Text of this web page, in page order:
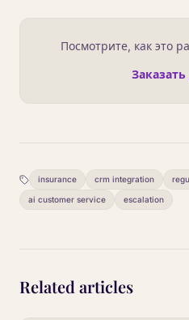
Посмотрите, как это
insurance crm integration
ai customer service escalation
Related articles